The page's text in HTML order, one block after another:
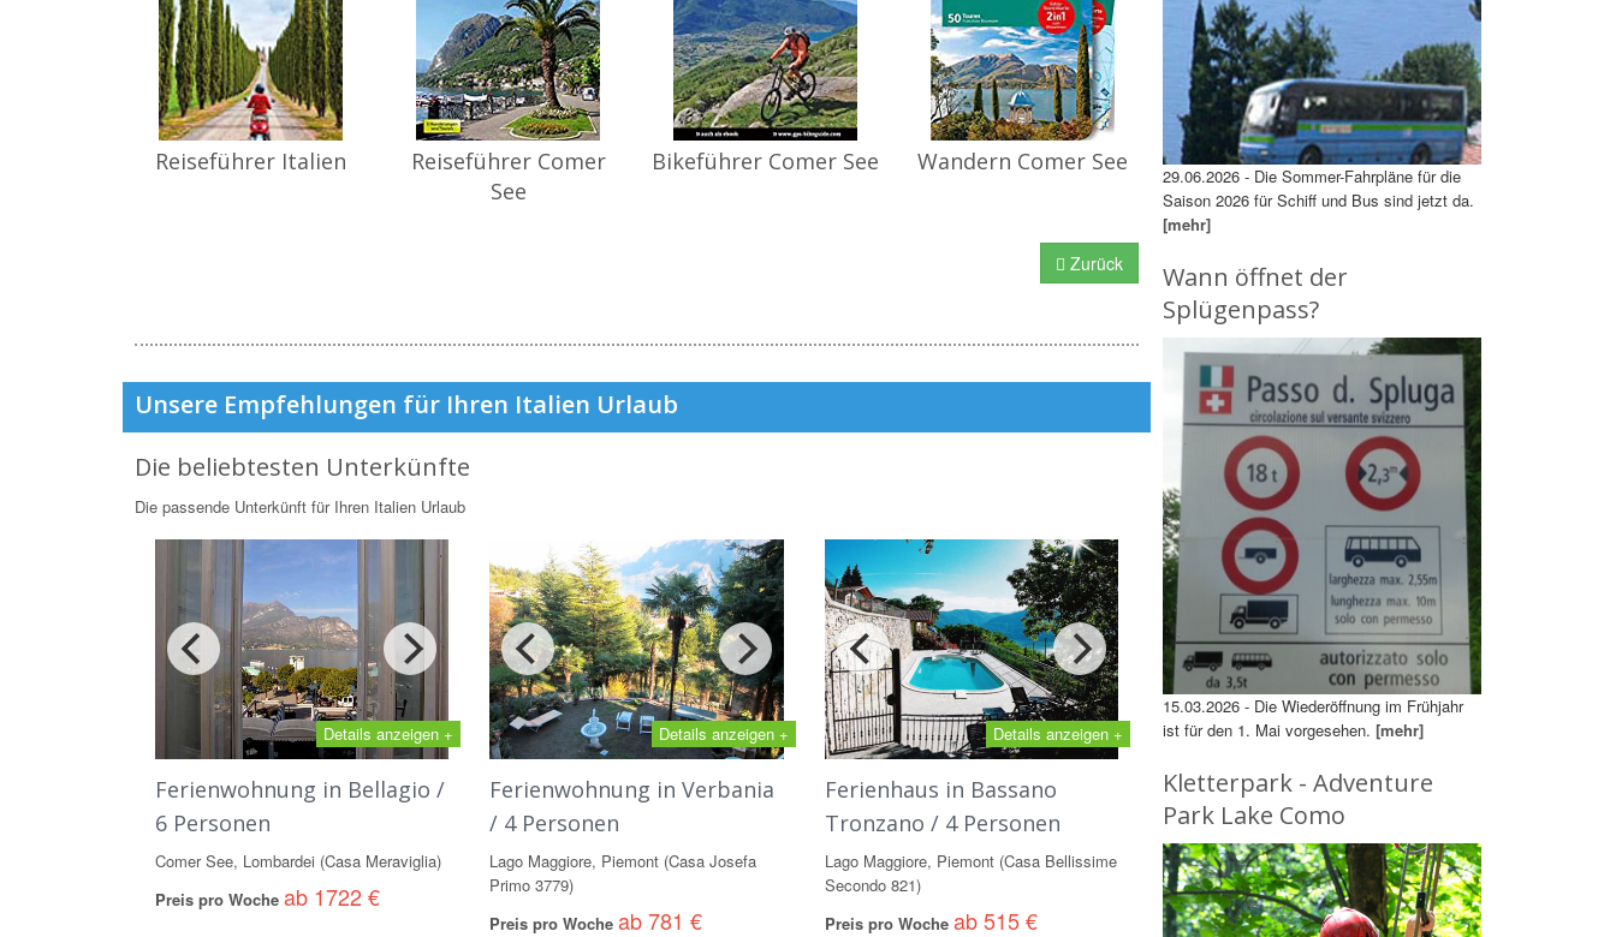
Reiseführer Italien
Reiseführer Comer
See
Bikeführer Comer See Wandern Comer See
Zurück
Unsere Empfehlungen für Ihren Italien Urlaub
Die beliebtesten Unterkünfte
Die passende Unterkünft für Ihren Italien Urlaub
Details anzeigen +
Ferienwohnung in Bellagio /
6 Personen
Comer See, Lombardei (Casa Meraviglia)
Preis pro Woche ab 1722 €
Details anzeigen +
Ferienwohnung in Verbania
/ 4 Personen
Lago Maggiore, Piemont (Casa Josefa
Primo 3779)
Preis pro Wocheab 781 €
Details anzeigen +
Ferienhaus in Bassano
Tronzano / 4 Personen
Lago Maggiore, Piemont (Casa Bellissime
Secondo 821)
Preis pro Woche ab 515 €
29.06.2026 - Die Sommer-Fahrpläne für die
Saison 2026 für Schiff und Bus sind jetzt da.
[mehr]
Wann öffnet der
Splügenpass?
15.03.2026 - Die Wiederöffnung im Frühjahr
ist für den 1. Mai vorgesehen. [mehr]
Kletterpark - Adventure
Park Lake Como